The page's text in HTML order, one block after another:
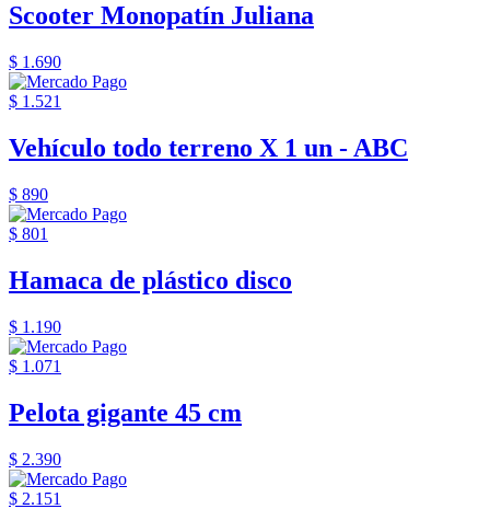
Scooter Monopatín Juliana
$ 1.690
$ 1.521
Vehículo todo terreno X 1 un - ABC
$ 890
$ 801
Hamaca de plástico disco
$ 1.190
$ 1.071
Pelota gigante 45 cm
$ 2.390
$ 2.151